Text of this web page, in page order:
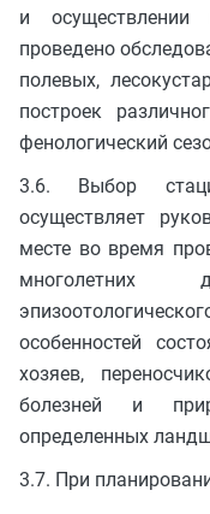
и
проведено
полевых,
построек
фенологический
3.6. Выбор
осуществляет
месте во время
многолетних
особенностей
хозяев,
болезней и
определенных
3.7. При